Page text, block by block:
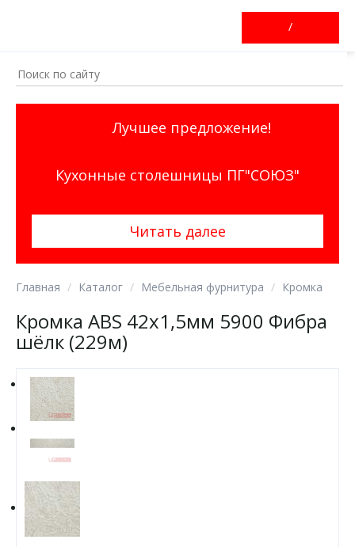
/
Лучшее предложение!
Кухонные столешницы ПГ"СОЮЗ"
Читать далее
Главная Каталог Мебельная фурнитура Кромка
Кромка ABS 42х1,5мм 5900 Фибра
шёлк (229м)